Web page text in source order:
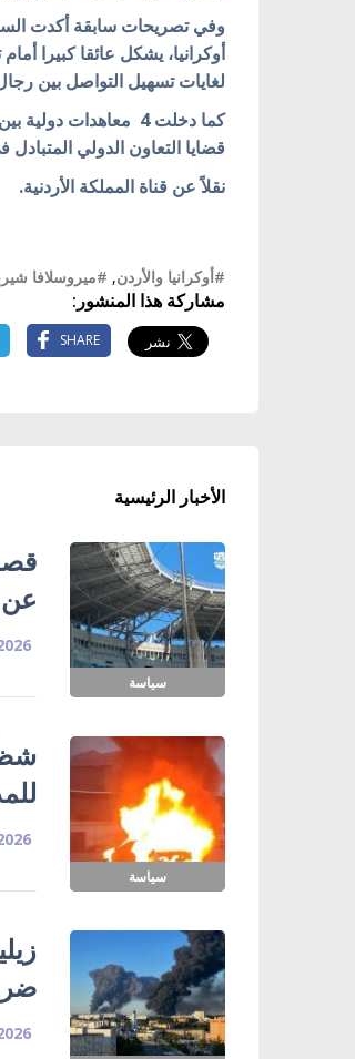
وفي تصريحات سابقة أكدت
أوكرانيا، يشكل عائقا كبيرا
لغايات تسهيل التواصل بين
كما دخلت 4 معاهدات
قضايا التعاون الدولي
نقلاً عن قناة المملكة الأردنية.
#أوكرانيا والأردن, #ميروسلافا
مشاركة هذا المنشور:
SHARE
الأخبار الرئيسية
سياسة
سياسة